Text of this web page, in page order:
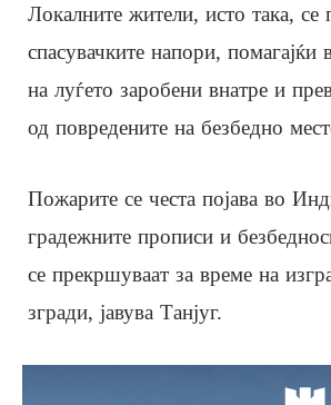
Локалните жители, исто така, се
спасувачките напори, помагајќи
на луѓето заробени внатре и
од повредените на безбедно
Пожарите се честа појава во
градежните прописи и
се прекршуваат за време на
згради, јавува Танјуг.